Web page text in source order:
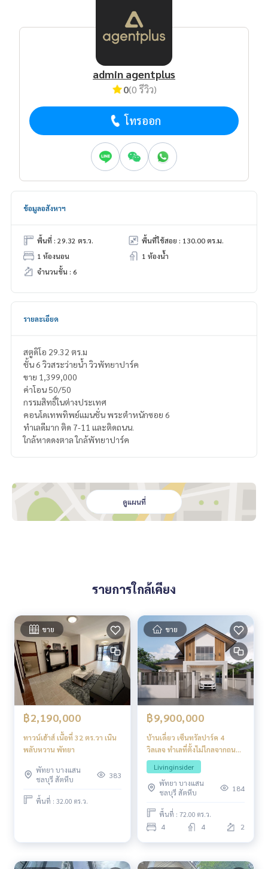
admin agentplus
0(0 รีวิว)
โทรออก
ข้อมูลอสังหาฯ
พื้นที่ : 29.32 ตร.ว.
พื้นที่ใช้สอย : 130.00 ตร.ม.
1 ห้องนอน
1 ห้องน้ำ
จำนวนชั้น : 6
รายละเอียด
สตูดิโอ 29.32 ตร.ม
ชั้น 6 วิวสระว่ายน้ำ วิวพัทยาปาร์ค
ขาย 1,399,000
ค่าโอน 50/50
กรรมสิทธิ์ในต่างประเทศ
คอนโดเทพทิพย์แมนชั่น พระตำหนักซอย 6
ทำเลดีมาก ติด 7-11 และติดถนน.
ใกล้หาดดงตาล ใกล้พัทยาปาร์ค
ดูแผนที่
รายการใกล้เคียง
ขาย
฿2,190,000
ทาวน์เฮ้าส์ เนื้อที่ 32 ตร.วา เนิน
พลับหวาน พัทยา
พัทยา บางแสน
ชลบุรี สัตหีบ
383
พื้นที่ : 32.00 ตร.ว.
ขาย
฿9,900,000
บ้านเดี่ยว เซ็นทรัลปาร์ค 4
วิลเลจ ทำเลที่ตั้งไม่ไกลจากถนน
สายหลักอย่างถนนสุขุมวิท
Livinginsider
พัทยา บางแสน
ชลบุรี สัตหีบ
184
พื้นที่ : 72.00 ตร.ว.
4 4 2